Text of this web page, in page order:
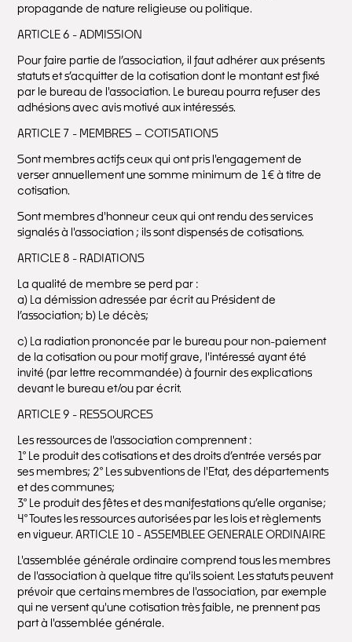
propagande de nature religieuse ou politique.
ARTICLE 6 - ADMISSION
Pour faire partie de l’association, il faut adhérer aux présents
statuts et s’acquitter de la cotisation dont le montant est fixé
par le bureau de l'association. Le bureau pourra refuser des
adhésions avec avis motivé aux intéressés.
ARTICLE 7 - MEMBRES – COTISATIONS
Sont membres actifs ceux qui ont pris l'engagement de
verser annuellement une somme minimum de 1€ à titre de
cotisation.
Sont membres d'honneur ceux qui ont rendu des services
signalés à l'association ; ils sont dispensés de cotisations.
ARTICLE 8 - RADIATIONS
La qualité de membre se perd par :
a) La démission adressée par écrit au Président de
l’association; b) Le décès;
c) La radiation prononcée par le bureau pour non-paiement
de la cotisation ou pour motif grave, l'intéressé ayant été
invité (par lettre recommandée) à fournir des explications
devant le bureau et/ou par écrit.
ARTICLE 9 - RESSOURCES
Les ressources de l'association comprennent :
1° Le produit des cotisations et des droits d’entrée versés par
ses membres; 2° Les subventions de l'Etat, des départements
et des communes;
3° Le produit des fêtes et des manifestations qu’elle organise;
4° Toutes les ressources autorisées par les lois et règlements
en vigueur. ARTICLE 10 - ASSEMBLEE GENERALE ORDINAIRE
L'assemblée générale ordinaire comprend tous les membres
de l'association à quelque titre qu'ils soient. Les statuts peuvent
prévoir que certains membres de l'association, par exemple
qui ne versent qu'une cotisation très faible, ne prennent pas
part à l'assemblée générale.